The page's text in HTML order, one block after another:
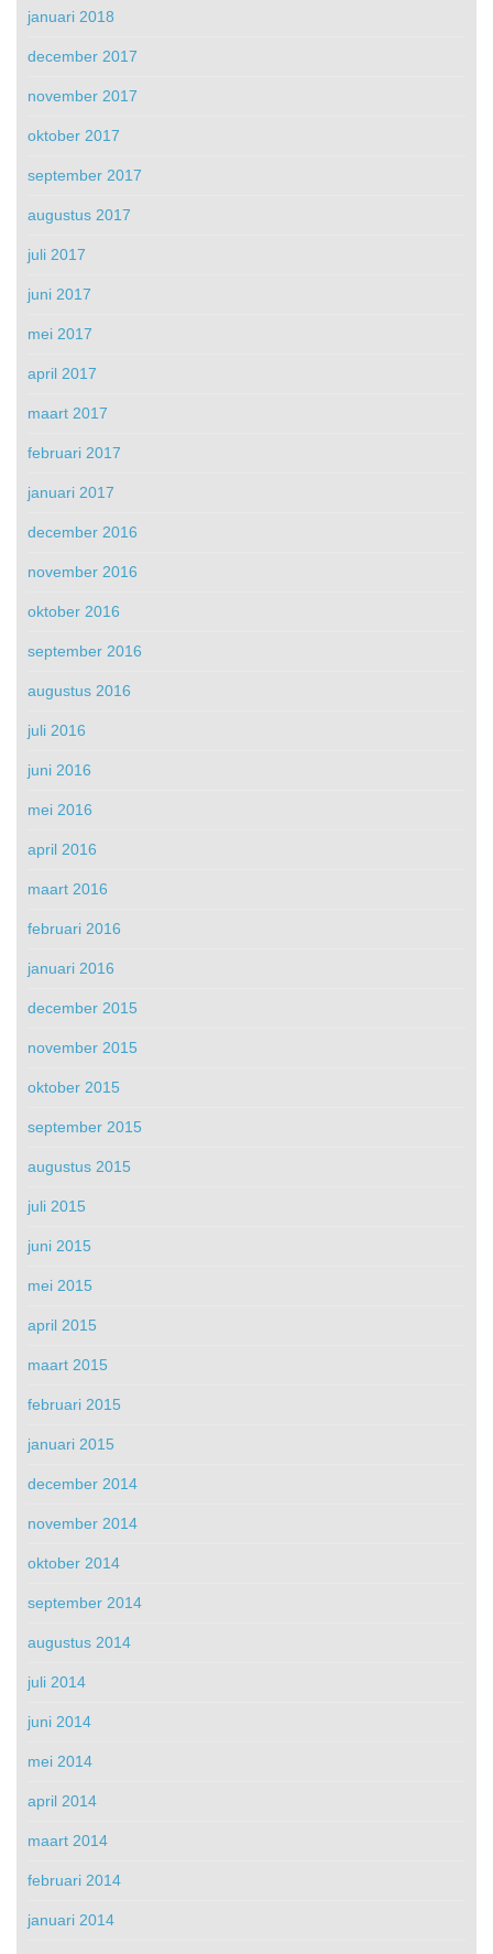
januari 2018
december 2017
november 2017
oktober 2017
september 2017
augustus 2017
juli 2017
juni 2017
mei 2017
april 2017
maart 2017
februari 2017
januari 2017
december 2016
november 2016
oktober 2016
september 2016
augustus 2016
juli 2016
juni 2016
mei 2016
april 2016
maart 2016
februari 2016
januari 2016
december 2015
november 2015
oktober 2015
september 2015
augustus 2015
juli 2015
juni 2015
mei 2015
april 2015
maart 2015
februari 2015
januari 2015
december 2014
november 2014
oktober 2014
september 2014
augustus 2014
juli 2014
juni 2014
mei 2014
april 2014
maart 2014
februari 2014
januari 2014